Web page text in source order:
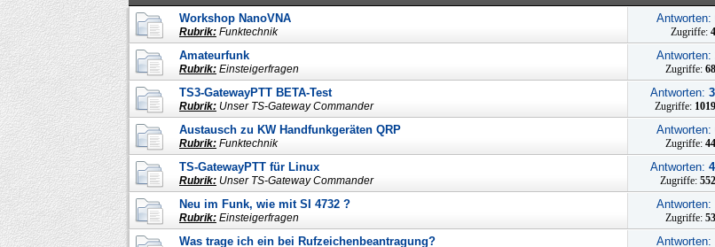
Workshop NanoVNA
Rubrik: Funktechnik
Antworten:
Zugriffe:
Amateurfunk
Rubrik: Einsteigerfragen
Antworten:
Zugriffe:
TS3-GatewayPTT BETA-Test
Rubrik: Unser TS-Gateway Commander
Antworten:
Zugriffe:
Austausch zu KW Handfunkgeräten QRP
Rubrik: Funktechnik
Antworten:
Zugriffe:
TS-GatewayPTT für Linux
Rubrik: Unser TS-Gateway Commander
Antworten:
Zugriffe:
Neu im Funk, wie mit SI 4732 ?
Rubrik: Einsteigerfragen
Antworten:
Zugriffe:
Was trage ich ein bei Rufzeichenbeantragung? Antworten: